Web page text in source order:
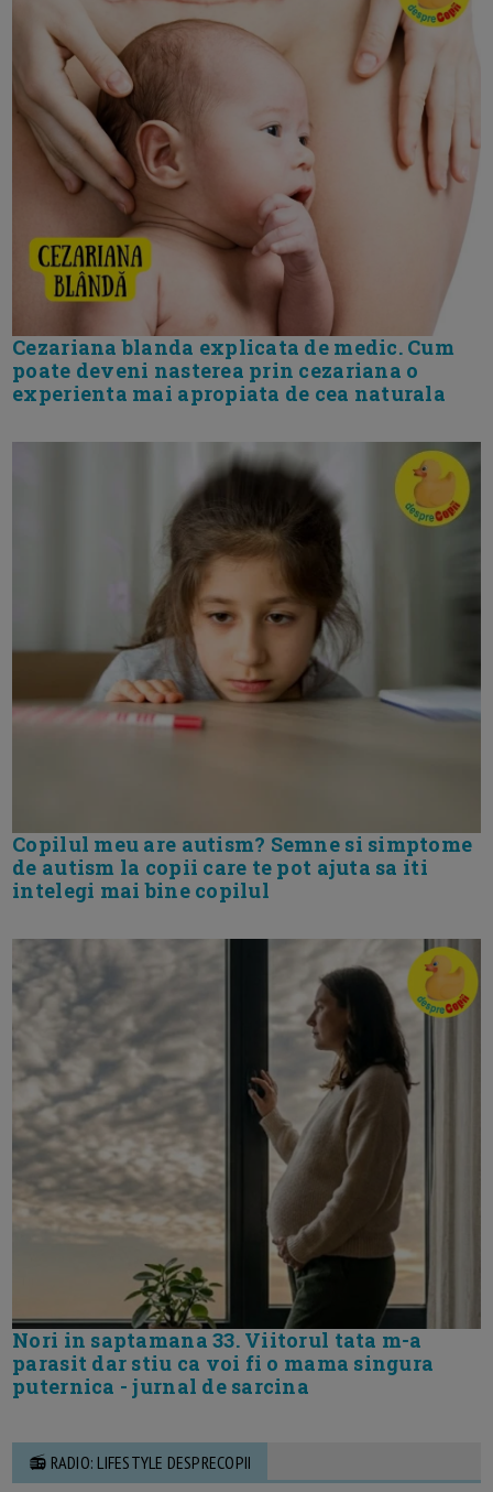
Cezariana blanda explicata de medic. Cum
poate deveni nasterea prin cezariana o
experienta mai apropiata de cea naturala
Copilul meu are autism? Semne si simptome
de autism la copii care te pot ajuta sa iti
intelegi mai bine copilul
Nori in saptamana 33. Viitorul tata m-a
parasit dar stiu ca voi fi o mama singura
puternica - jurnal de sarcina
📻 RADIO: LIFESTYLE DESPRECOPII